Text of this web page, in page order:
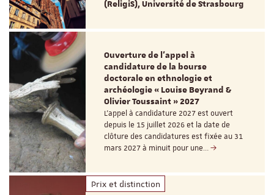
(ReligiS), Université de Strasbourg
Ouverture de l'appel à
candidature de la bourse
doctorale en ethnologie et
archéologie « Louise Beyrand &
Olivier Toussaint » 2027
L’appel à candidature 2027 est ouvert
depuis le 15 juillet 2026 et la date de
clôture des candidatures est fixée au 31
mars 2027 à minuit pour une…
Prix et distinction